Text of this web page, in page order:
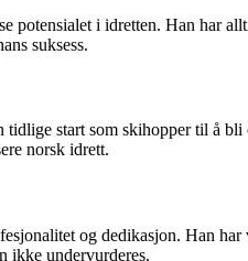
potensialet i idretten. Han har
suksess.
start som skihopper til å
norsk idrett.
og dedikasjon. Han
ikke undervurderes.